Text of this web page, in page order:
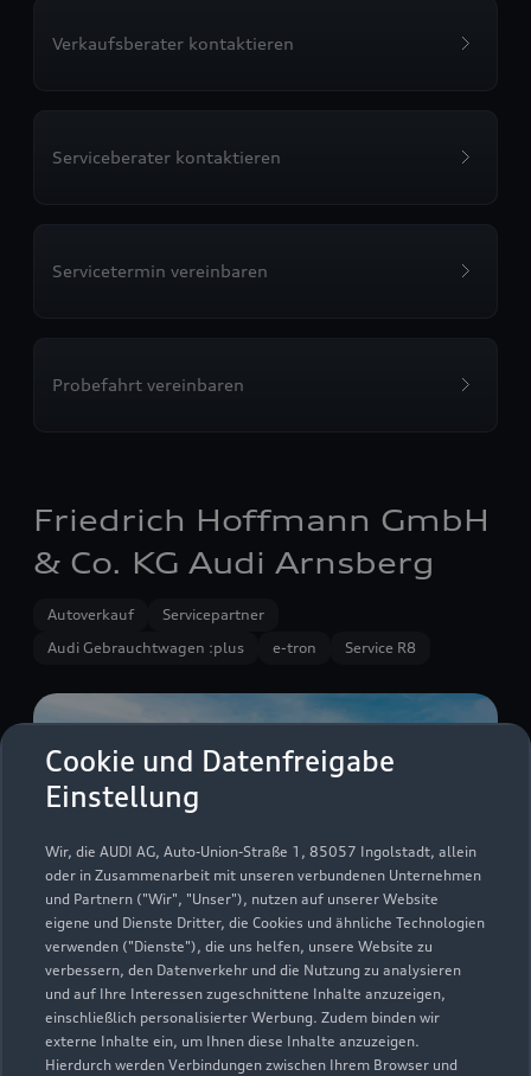
Cookie und Datenfreigabe
Einstellung
Wir, die AUDI AG, Auto-Union-Straße 1, 85057 Ingolstadt, allein
oder in Zusammenarbeit mit unseren verbundenen Unternehmen
und Partnern ("Wir", "Unser"), nutzen auf unserer Website
eigene und Dienste Dritter, die Cookies und ähnliche Technologien
verwenden ("Dienste"), die uns helfen, unsere Website zu
verbessern, den Datenverkehr und die Nutzung zu analysieren
und auf Ihre Interessen zugeschnittene Inhalte anzuzeigen,
einschließlich personalisierter Werbung. Zudem binden wir
externe Inhalte ein, um Ihnen diese Inhalte anzuzeigen.
Hierdurch werden Verbindungen zwischen Ihrem Browser und
Verkaufsberater kontaktieren
Serviceberater kontaktieren
Servicetermin vereinbaren
Probefahrt vereinbaren
Friedrich Hoffmann GmbH
& Co. KG Audi Arnsberg
Autoverkauf
Servicepartner
Audi Gebrauchtwagen :plus
e-tron Service R8
Niedereimerfeld 37-39
59823 Arnsberg-Niedereimer